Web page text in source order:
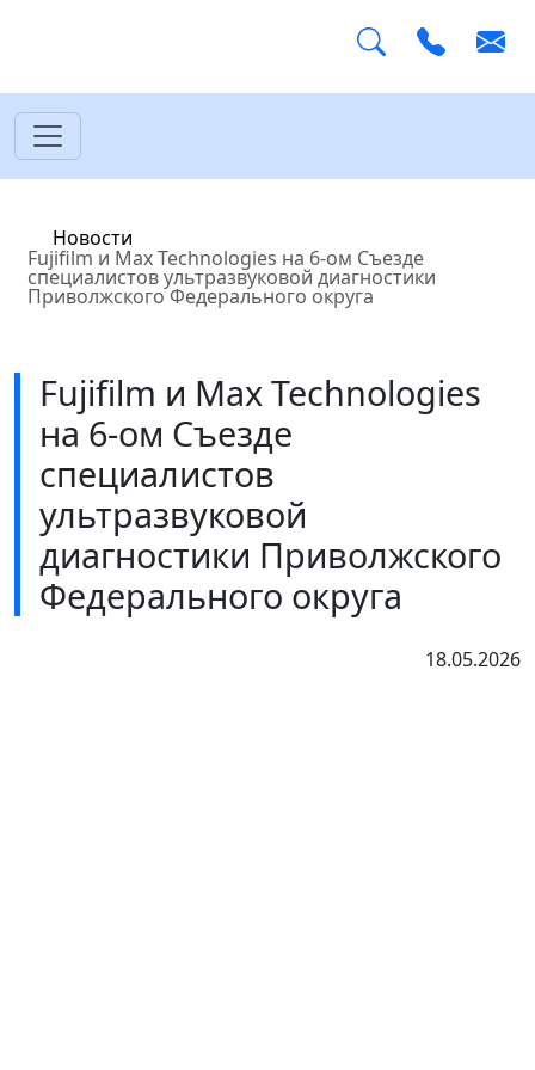
Главная
Новости
Fujifilm и Max Technologies на 6-ом Съезде
специалистов ультразвуковой диагностики
Приволжского Федерального округа
Fujifilm и Max Technologies
на 6-ом Съезде
специалистов
ультразвуковой
диагностики Приволжского
Федерального округа
18.05.2026